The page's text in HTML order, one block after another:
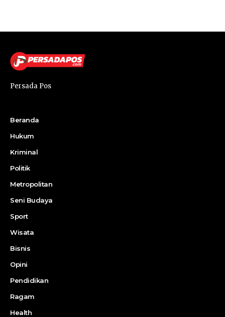
Persada Pos
Beranda
Hukum
Kriminal
Politik
Metropolitan
Seni Budaya
Sport
Wisata
Bisnis
Opini
Pendidikan
Ragam
Health